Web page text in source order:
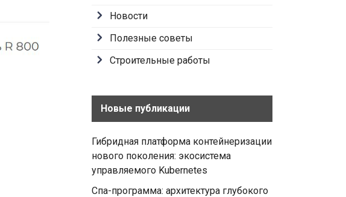
Новости
Полезные советы
Строительные работы
Новые публикации
Гибридная платформа контейнеризации
нового поколения: экосистема
управляемого Kubernetes
Спа-программа: архитектура глубокого